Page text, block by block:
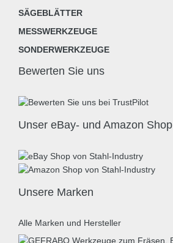
SÄGEBLÄTTER
MESSWERKZEUGE
SONDERWERKZEUGE
Bewerten Sie uns
Unser eBay- und Amazon Shop
Unsere Marken
Alle Marken und Hersteller